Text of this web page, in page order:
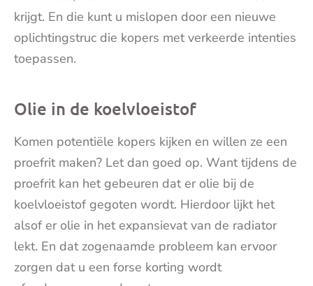
krijgt. En die kunt u mislopen door een nieuwe
oplichtingstruc die kopers met verkeerde intenties
toepassen.
Olie in de koelvloeistof
Komen potentiële kopers kijken en willen ze een
proefrit maken? Let dan goed op. Want tijdens de
proefrit kan het gebeuren dat er olie bij de
koelvloeistof gegoten wordt. Hierdoor lijkt het
alsof er olie in het expansievat van de radiator
lekt. En dat zogenaamde probleem kan ervoor
zorgen dat u een forse korting wordt